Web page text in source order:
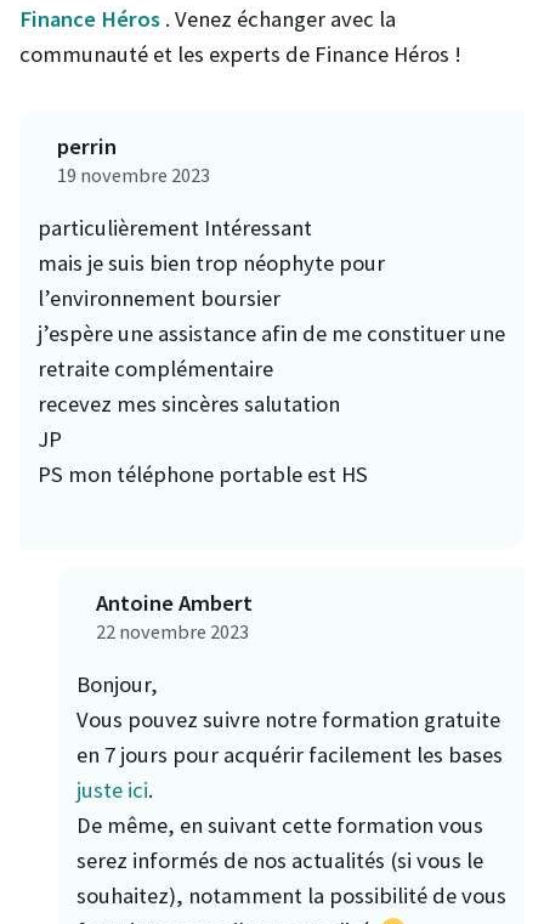
Finance Héros . Venez échanger avec la
communauté et les experts de Finance Héros !
perrin
19 novembre 2023
particulièrement Intéressant
mais je suis bien trop néophyte pour
l’environnement boursier
j’espère une assistance afin de me constituer une
retraite complémentaire
recevez mes sincères salutation
JP
PS mon téléphone portable est HS
Antoine Ambert
22 novembre 2023
Bonjour,
Vous pouvez suivre notre formation gratuite
en 7 jours pour acquérir facilement les bases
juste ici.
De même, en suivant cette formation vous
serez informés de nos actualités (si vous le
souhaitez), notamment la possibilité de vous